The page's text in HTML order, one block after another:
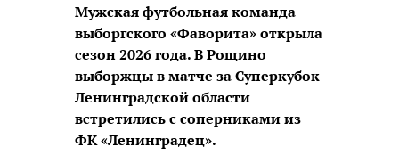
Мужская футбольная команда
выборгского «Фаворита» открыла
сезон 2026 года. В Рощино
выборжцы в матче за Суперкубок
Ленинградской области
встретились с соперниками из
ФК «Ленинградец».